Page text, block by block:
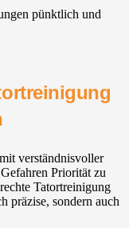
pünktlich und
verständnisvoller
Priorität zu
Tatortreinigung
präzise, sondern auch